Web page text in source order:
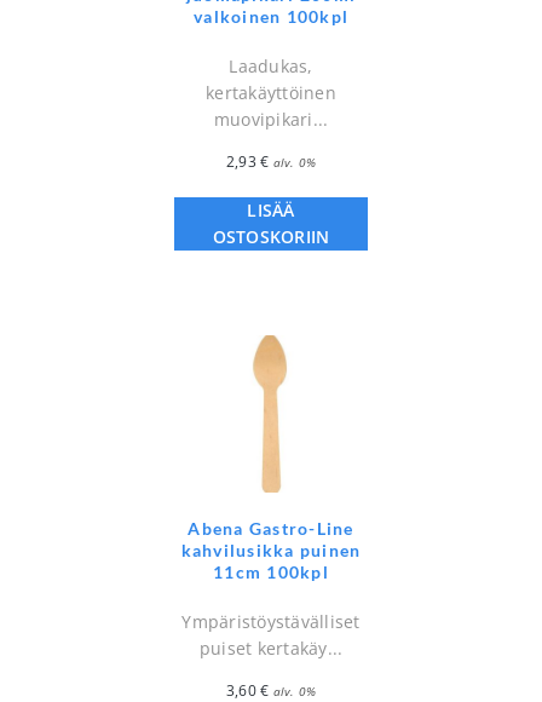
valkoinen 100kpl
Laadukas,
kertakäyttöinen
muovipikari...
2,93€ alv. 0%
LISÄÄ
OSTOSKORIIN
Abena Gastro-Line
kahvilusikka puinen
11cm 100kpl
Ympäristöystävälliset
puiset kertakäy...
3,60€ alv. 0%